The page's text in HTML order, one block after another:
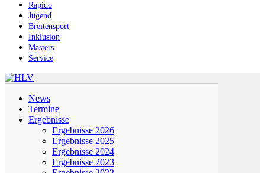
Rapido
Jugend
Breitensport
Inklusion
Masters
Service
News
Termine
Ergebnisse
Ergebnisse 2026
Ergebnisse 2025
Ergebnisse 2024
Ergebnisse 2023